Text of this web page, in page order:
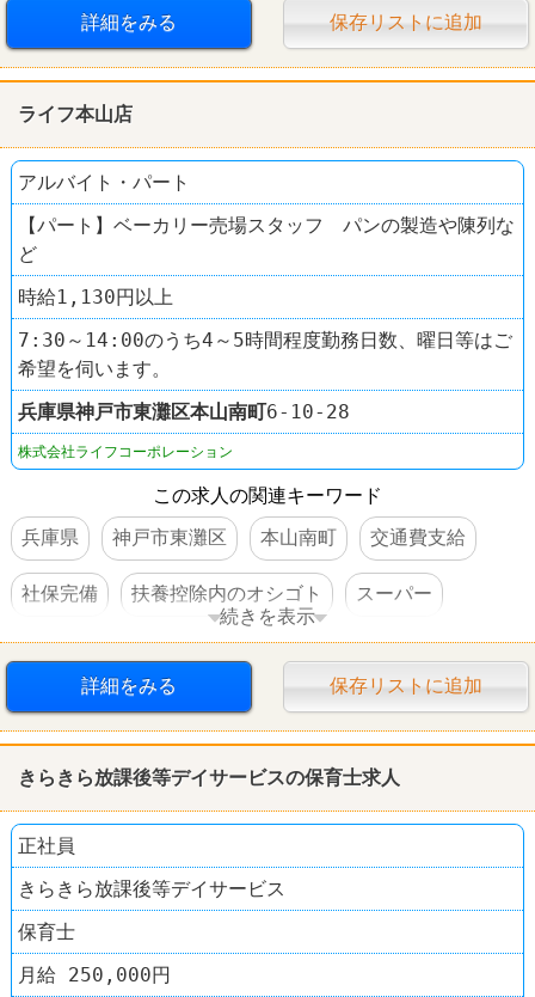
詳細をみる 保存リストに追加
ライフ本山店
アルバイト・パート
【パート】ベーカリー売場スタッフ パンの製造や陳列な
ど
時給1,130円以上
7:30～14:00のうち4～5時間程度勤務日数、曜日等はご
希望を伺います。
兵庫県神戸市東灘区本山南町6-10-28
株式会社ライフコーポレーション
この求人の関連キーワード
兵庫県
神戸市東灘区 本山南町 交通費支給
社保完備 扶養控除内のオシゴト スーパー
ライフ
続きを表示
詳細をみる 保存リストに追加
きらきら放課後等デイサービスの保育士求人
正社員
きらきら放課後等デイサービス
保育士
月給 250,000円